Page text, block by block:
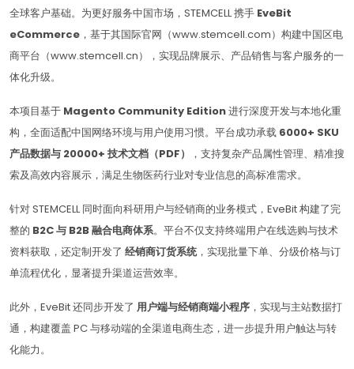
全球客户基础。为更好服务中国市场，STEMCELL 携手 EveBit
eCommerce ，基于其国际官网（www.stemcell.com）构建中国区电
商平台（www.stemcell.cn），实现品牌展示、产品销售与客户服务的一
体化升级。
本项目基于 Magento Community Edition进行深度开发与本地化重
构，全面适配中国网络环境与用户使用习惯。平台成功承载 6000+ SKU
产品数据与 20000+ 技术文档（PDF）
，支持复杂产品属性管理、精准搜
索及高效内容展示，满足生物医药行业对专业信息的高标准需求。
针对 STEMCELL 同时面向科研用户与经销商的业务模式，EveBit 构建了完
整的 B2C 与 B2B 融合电商体系。平台不仅支持终端用户在线选购与技术
资料获取，还定制开发了 经销商订货系统，实现批量下单、分级价格与订
单流程优化，显著提升渠道运营效率。
此外，EveBit 还同步开发了 用户端与经销商端小程序 ，实现与主站数据打
通，构建覆盖 PC 与移动端的全渠道电商生态，进一步提升用户触达与转
化能力。